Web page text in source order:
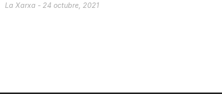
a
La Xarxa - 24 octubre, 2021